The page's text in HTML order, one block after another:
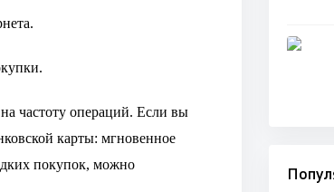
частоту операций. Если вы
карты: мгновенное
покупок, можно